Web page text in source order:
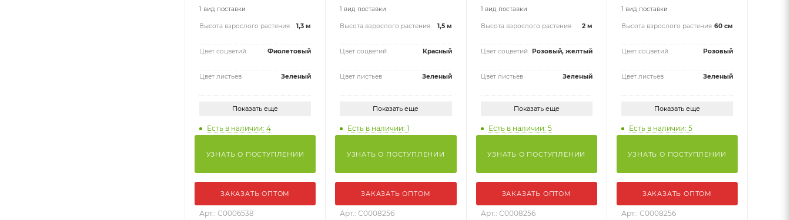
1 вид поставки
Высота взрослого растения 1,3 м
Цвет соцветий Фиолетовый
Цвет листьев Зеленый
Показать еще
Есть в наличии: 4
УЗНАТЬ О ПОСТУПЛЕНИИ
ЗАКАЗАТЬ ОПТОМ
Арт.: С0006538
1 вид поставки
Высота взрослого растения 1,5 м
Цвет соцветий Красный
Цвет листьев Зеленый
Показать еще
Есть в наличии: 1
УЗНАТЬ О ПОСТУПЛЕНИИ
ЗАКАЗАТЬ ОПТОМ
Арт.: С0008256
1 вид поставки
Высота взрослого растения 2 м
Цвет соцветий Розовый, желтый
Цвет листьев Зеленый
Показать еще
Есть в наличии: 5
УЗНАТЬ О ПОСТУПЛЕНИИ
ЗАКАЗАТЬ ОПТОМ
Арт.: С0008256
1 вид поставки
Высота взрослого растения 60 см
Цвет соцветий Розовый
Цвет листьев Зеленый
Показать еще
Есть в наличии: 5
УЗНАТЬ О ПОСТУПЛЕНИИ
ЗАКАЗАТЬ ОПТОМ
Арт.: С0008256